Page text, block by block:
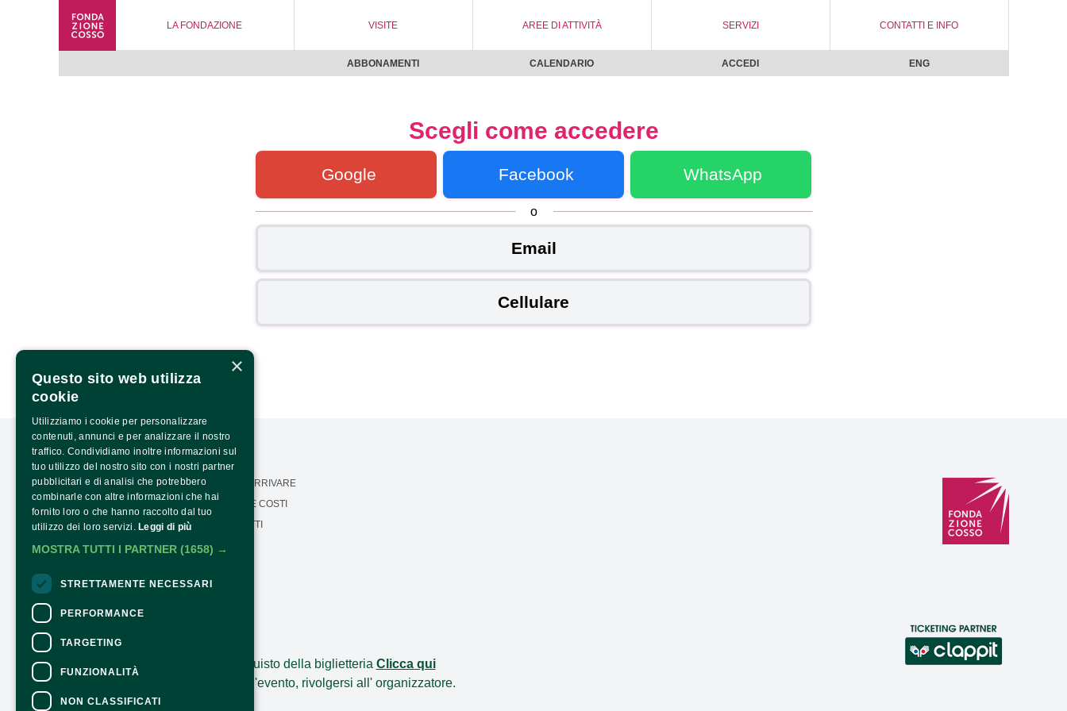
LA FONDAZIONE VISITE AREE DI ATTIVITÀ SERVIZI CONTATTI E INFO
ABBONAMENTI CALENDARIO ACCEDI ENG
Scegli come accedere
Google Facebook WhatsApp
o
Email
Cellulare
LA NOSTRA MISSIONE
CALENDARIO
PRESS AREA
TRASPARENZA
NEXTGENERATIONEU
COME ARRIVARE
ORARI E COSTI
CONTATTI
CONTATTI
Per informazioni e supporto all'acquisto della biglietteria Clicca qui
Per informazioni sul programma e l'evento, rivolgersi all' organizzatore.
Dichiarazione di accessibilità
×
Questo sito web utilizza
cookie
Utilizziamo i cookie per personalizzare
contenuti, annunci e per analizzare il nostro
traffico. Condividiamo inoltre informazioni sul
tuo utilizzo del nostro sito con i nostri partner
pubblicitari e di analisi che potrebbero
combinarle con altre informazioni che hai
fornito loro o che hanno raccolto dal tuo
utilizzo dei loro servizi. Leggi di più
MOSTRA TUTTI I PARTNER (1658) →
STRETTAMENTE NECESSARI
PERFORMANCE
TARGETING
FUNZIONALITÀ
NON CLASSIFICATI